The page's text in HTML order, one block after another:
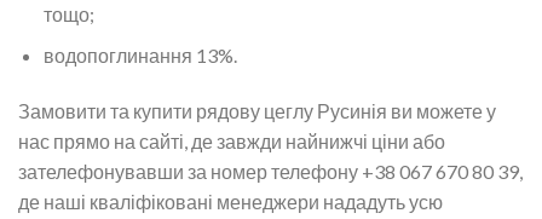
тощо;
водопоглинання 13%.
Замовити та купити рядову цеглу Русинія ви можете у
нас прямо на сайті, де завжди найнижчі ціни або
зателефонувавши за номер телефону +38 067 670 80 39,
де наші кваліфіковані менеджери нададуть усю